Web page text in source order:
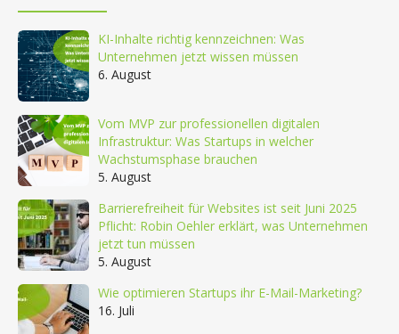
KI-Inhalte richtig kennzeichnen: Was
Unternehmen jetzt wissen müssen
6. August
Vom MVP zur professionellen digitalen
Infrastruktur: Was Startups in welcher
Wachstumsphase brauchen
5. August
Barrierefreiheit für Websites ist seit Juni 2025
Pflicht: Robin Oehler erklärt, was Unternehmen
jetzt tun müssen
5. August
Wie optimieren Startups ihr E-Mail-Marketing?
16. Juli